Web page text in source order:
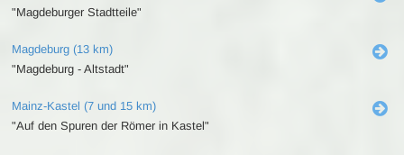
"Magdeburger Stadtteile"
Magdeburg (13 km)
"Magdeburg - Altstadt"
Mainz-Kastel (7 und 15 km)
"Auf den Spuren der Römer in Kastel"